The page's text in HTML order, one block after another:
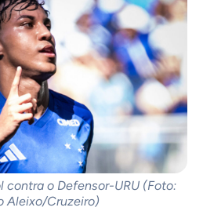
contra o Defensor-URU (Foto:
Aleixo/Cruzeiro)